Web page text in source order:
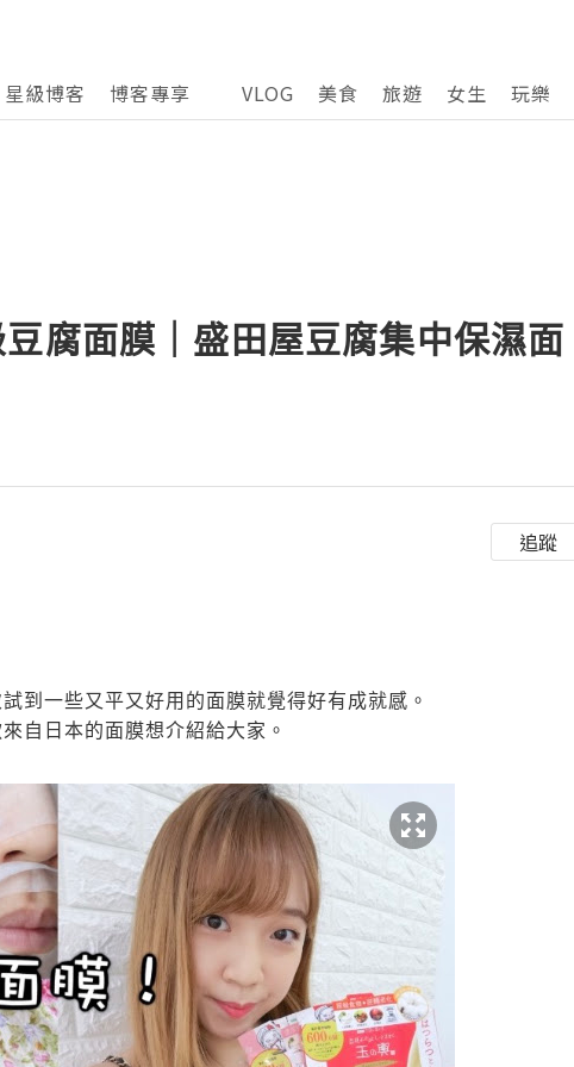
星級博客 博客專享 VLOG 美食 旅遊 女生 玩樂
腐面膜｜盛田屋豆腐集中保濕面
追蹤
到一些又平又好用的面膜就覺得好有成就感。
自日本的面膜想介紹給大家。